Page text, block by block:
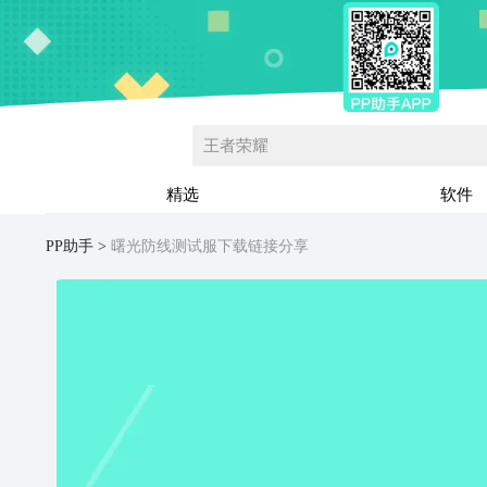
王者荣耀
精选 软件
PP助手 曙光防线测试服下载链接分享